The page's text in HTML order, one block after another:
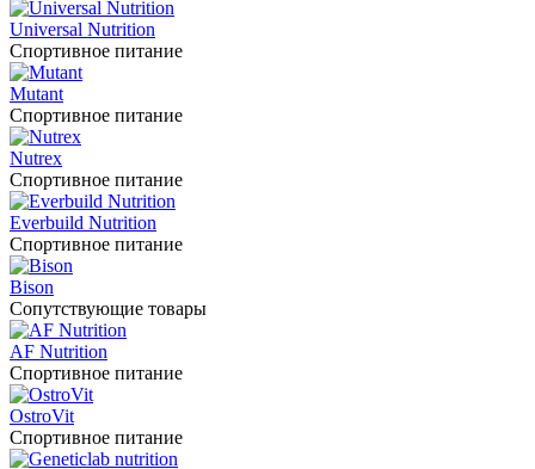
Universal Nutrition
Спортивное питание
Mutant
Спортивное питание
Nutrex
Спортивное питание
Everbuild Nutrition
Спортивное питание
Bison
Сопутствующие товары
AF Nutrition
Спортивное питание
OstroVit
Спортивное питание